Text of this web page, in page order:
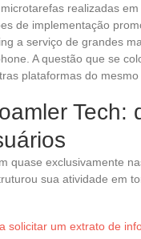
realizadas
de implementação
a serviço de grandes
A questão que se
plataformas do mesmo
Tech:
quase exclusivamente
sua atividade em
solicitar um extrato de